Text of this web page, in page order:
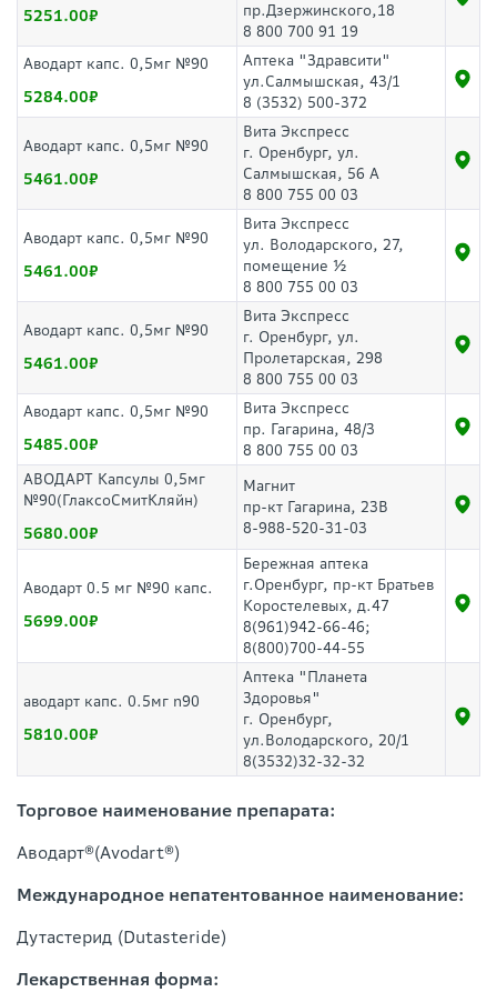
5251.00
пр.Дзержинского,18
8 800 700 91 19
Аводарт капс. 0,5мг №90
5284.00
Аптека "Здравсити"
ул.Салмышская, 43/1
8 (3532) 500-372
Аводарт капс. 0,5мг №90
5461.00
Вита Экспресс
г. Оренбург, ул.
Салмышская, 56 А
8 800 755 00 03
Аводарт капс. 0,5мг №90
5461.00
Вита Экспресс
ул. Володарского, 27,
помещение ½
8 800 755 00 03
Аводарт капс. 0,5мг №90
5461.00
Вита Экспресс
г. Оренбург, ул.
Пролетарская, 298
8 800 755 00 03
Аводарт капс. 0,5мг №90
5485.00
Вита Экспресс
пр. Гагарина, 48/3
8 800 755 00 03
АВОДАРТ Капсулы 0,5мг
№90(ГлаксоСмитКляйн)
5680.00
Магнит
пр-кт Гагарина, 23В
8-988-520-31-03
Аводарт 0.5 мг №90 капс.
5699.00
Бережная аптека
г.Оренбург, пр-кт Братьев
Коростелевых, д.47
8(961)942-66-46;
8(800)700-44-55
аводарт капс. 0.5мг n90
5810.00
Аптека "Планета
Здоровья"
г. Оренбург,
ул.Володарского, 20/1
8(3532)32-32-32
Торговое наименование препарата:
Аводарт®(Avodart®)
Международное непатентованное наименование:
Дутастерид (Dutasteride)
Лекарственная форма: